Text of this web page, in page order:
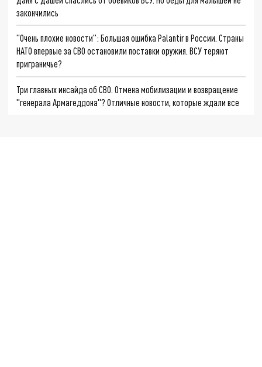
закончились
"Очень плохие новости": Большая ошибка Palantir в России. Страны
НАТО впервые за СВО остановили поставки оружия. ВСУ теряют
приграничье?
Три главных инсайда об СВО. Отмена мобилизации и возвращение
"генерала Армагеддона"? Отличные новости, которые ждали все